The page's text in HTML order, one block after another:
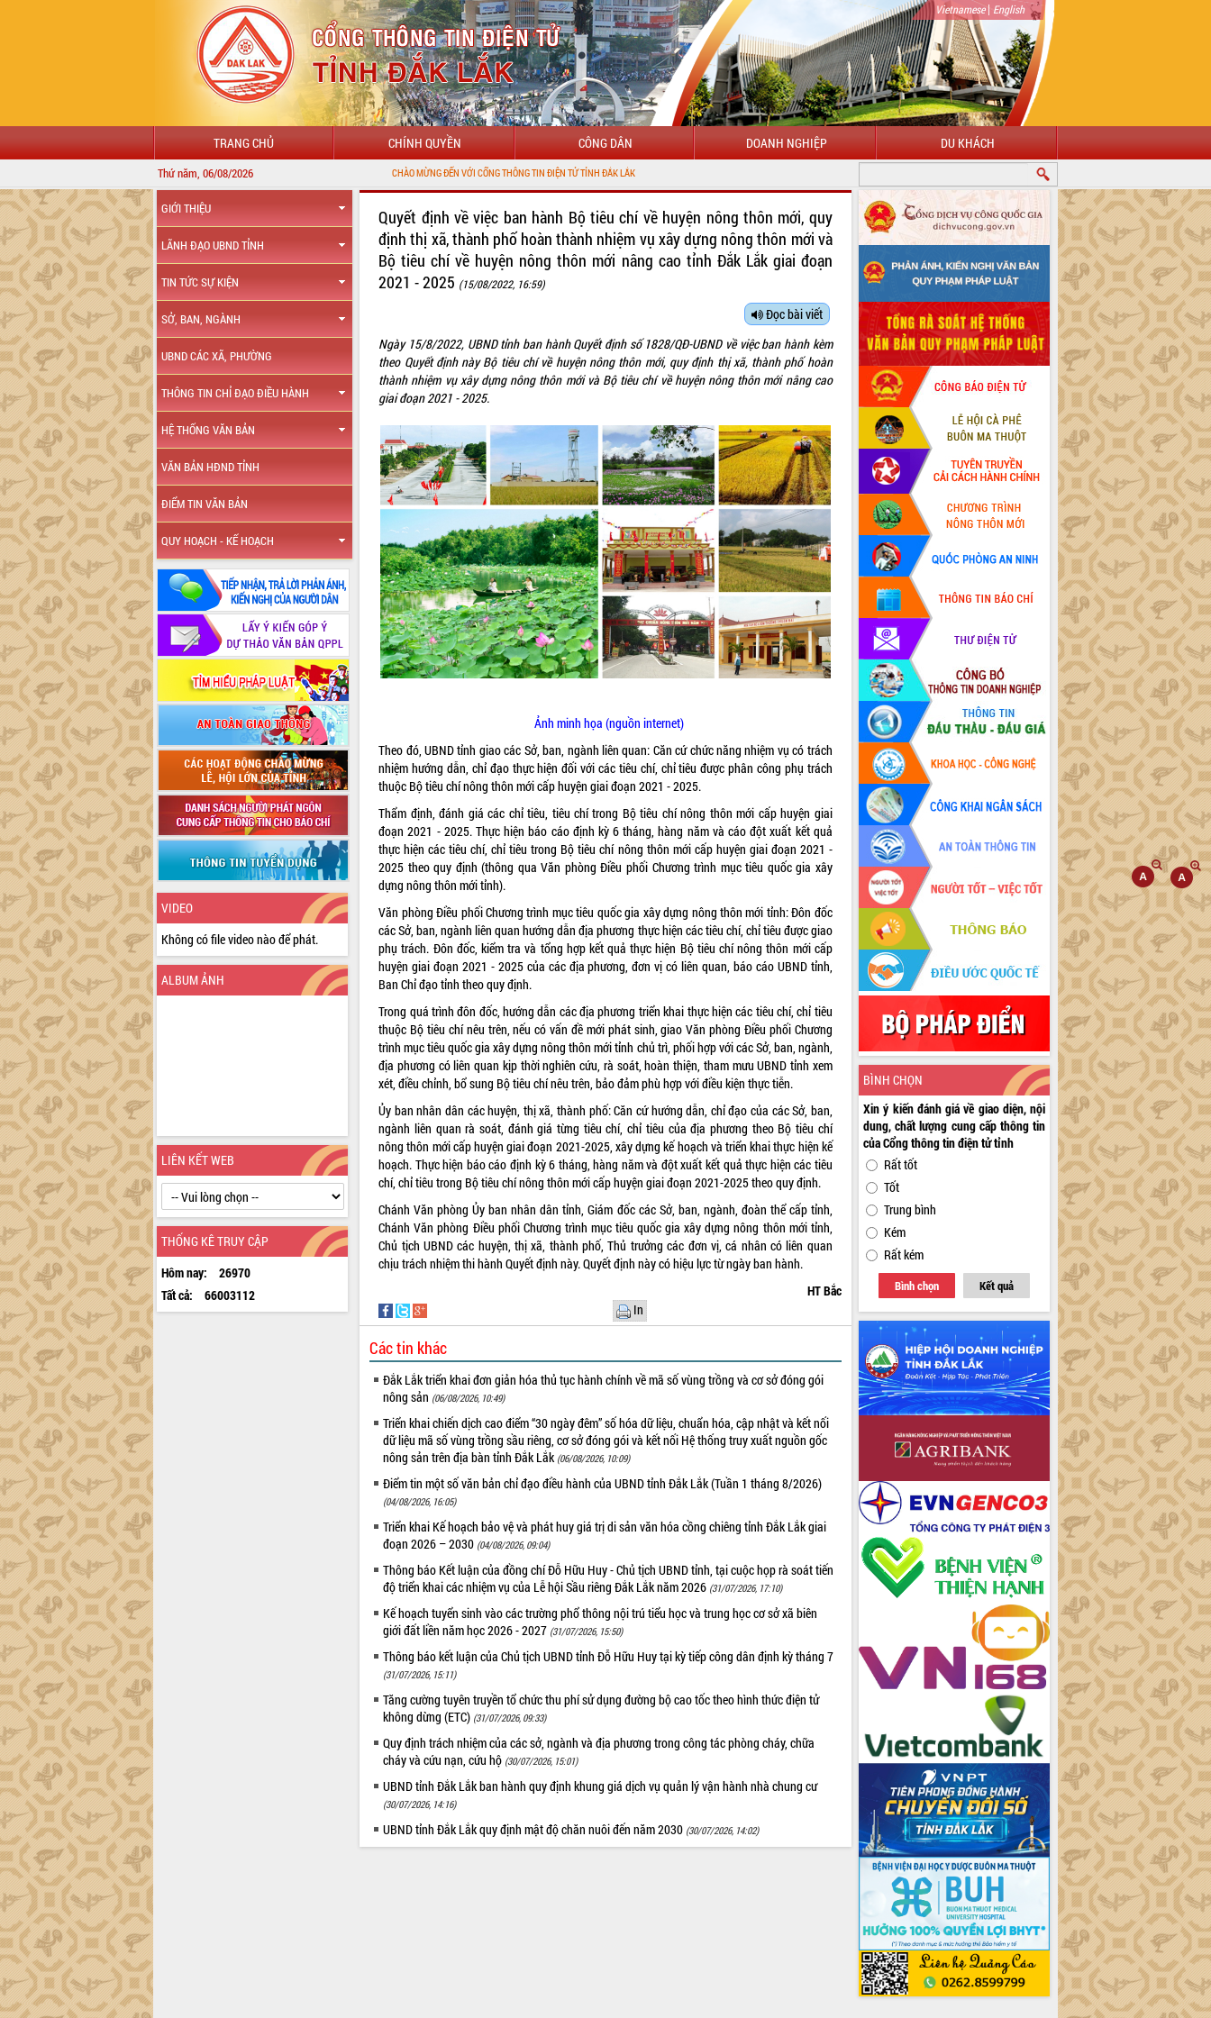
Vietnamese| English
TRANG CHỦ CHÍNH QUYỀN CÔNG DÂN DOANH NGHIỆP DU KHÁCH
Thứ năm, 06/08/2026 CHÀO MỪNG ĐẾN VỚI CỔNG THÔNG TIN ĐIỆN TỬ TỈNH ĐẮK LẮK
GIỚI THIỆU
LÃNH ĐẠO UBND TỈNH
TIN TỨC SỰ KIỆN
SỞ, BAN, NGÀNH
UBND CÁC XÃ, PHƯỜNG
THÔNG TIN CHỈ ĐẠO ĐIỀU HÀNH
HỆ THỐNG VĂN BẢN
VĂN BẢN HĐND TỈNH
ĐIỂM TIN VĂN BẢN
QUY HOẠCH - KẾ HOẠCH
VIDEO
Không có file video nào để phát.
ALBUM ẢNH
LIÊN KẾT WEB
THỐNG KÊ TRUY CẬP
Hôm nay:
26970
Tất cả:
66003112
Quyết định về việc ban hành Bộ tiêu chí về huyện nông thôn mới, quy
định thị xã, thành phố hoàn thành nhiệm vụ xây dựng nông thôn mới và
Bộ tiêu chí về huyện nông thôn mới nâng cao tỉnh Đắk Lắk giai đoạn
2021 - 2025 (15/08/2022, 16:59)
Đọc bài viết
Ngày 15/8/2022, UBND tỉnh ban hành Quyết định số 1828/QĐ-UBND về việc ban hành kèm
theo Quyết định này Bộ tiêu chí về huyện nông thôn mới, quy định thị xã, thành phố hoàn
thành nhiệm vụ xây dựng nông thôn mới và Bộ tiêu chí về huyện nông thôn mới nâng cao
giai đoạn 2021 - 2025.
Ảnh minh họa (nguồn internet)
Theo đó, UBND tỉnh giao các Sở, ban, ngành liên quan: Căn cứ chức năng nhiệm vụ có trách
nhiệm hướng dẫn, chỉ đạo thực hiện đối với các tiêu chí, chỉ tiêu được phân công phụ trách
thuộc Bộ tiêu chí nông thôn mới cấp huyện giai đoạn 2021 - 2025.
Thẩm định, đánh giá các chỉ tiêu, tiêu chí trong Bộ tiêu chí nông thôn mới cấp huyện giai
đoạn 2021 - 2025. Thực hiện báo cáo định kỳ 6 tháng, hàng năm và cáo đột xuất kết quả
thực hiện các tiêu chí, chỉ tiêu trong Bộ tiêu chí nông thôn mới cấp huyện giai đoạn 2021 -
2025 theo quy định (thông qua Văn phòng Điều phối Chương trình mục tiêu quốc gia xây
dựng nông thôn mới tỉnh).
Văn phòng Điều phối Chương trình mục tiêu quốc gia xây dựng nông thôn mới tỉnh: Đôn đốc
các Sở, ban, ngành liên quan hướng dẫn địa phương thực hiện các tiêu chí, chỉ tiêu được giao
phụ trách. Đôn đốc, kiểm tra và tổng hợp kết quả thực hiện Bộ tiêu chí nông thôn mới cấp
huyện giai đoạn 2021 - 2025 của các địa phương, đơn vị có liên quan, báo cáo UBND tỉnh,
Ban Chỉ đạo tỉnh theo quy định.
Trong quá trình đôn đốc, hướng dẫn các địa phương triển khai thực hiện các tiêu chí, chỉ tiêu
thuộc Bộ tiêu chí nêu trên, nếu có vấn đề mới phát sinh, giao Văn phòng Điều phối Chương
trình mục tiêu quốc gia xây dựng nông thôn mới tỉnh chủ trì, phối hợp với các Sở, ban, ngành,
địa phương có liên quan kịp thời nghiên cứu, rà soát, hoàn thiện, tham mưu UBND tỉnh xem
xét, điều chỉnh, bổ sung Bộ tiêu chí nêu trên, bảo đảm phù hợp với điều kiện thực tiễn.
Ủy ban nhân dân các huyện, thị xã, thành phố: Căn cứ hướng dẫn, chỉ đạo của các Sở, ban,
ngành liên quan rà soát, đánh giá từng tiêu chí, chỉ tiêu của địa phương theo Bộ tiêu chí
nông thôn mới cấp huyện giai đoạn 2021-2025, xây dựng kế hoạch và triển khai thực hiện kế
hoạch. Thực hiện báo cáo định kỳ 6 tháng, hàng năm và đột xuất kết quả thực hiện các tiêu
chí, chỉ tiêu trong Bộ tiêu chí nông thôn mới cấp huyện giai đoạn 2021-2025 theo quy định.
Chánh Văn phòng Ủy ban nhân dân tỉnh, Giám đốc các Sở, ban, ngành, đoàn thể cấp tỉnh,
Chánh Văn phòng Điều phối Chương trình mục tiêu quốc gia xây dựng nông thôn mới tỉnh,
Chủ tịch UBND các huyện, thị xã, thành phố, Thủ trưởng các đơn vị, cá nhân có liên quan
chịu trách nhiệm thi hành Quyết định này. Quyết định này có hiệu lực từ ngày ban hành.
HT Bắc
In
Các tin khác
Đắk Lắk triển khai đơn giản hóa thủ tục hành chính về mã số vùng trồng và cơ sở đóng gói
nông sản (06/08/2026, 10:49)
Triển khai chiến dịch cao điểm “30 ngày đêm” số hóa dữ liệu, chuẩn hóa, cập nhật và kết nối
dữ liệu mã số vùng trồng sầu riêng, cơ sở đóng gói và kết nối Hệ thống truy xuất nguồn gốc
nông sản trên địa bàn tỉnh Đắk Lắk (06/08/2026, 10:09)
Điểm tin một số văn bản chỉ đạo điều hành của UBND tỉnh Đắk Lắk (Tuần 1 tháng 8/2026)
(04/08/2026, 16:05)
Triển khai Kế hoạch bảo vệ và phát huy giá trị di sản văn hóa cồng chiêng tỉnh Đắk Lắk giai
đoạn 2026 – 2030 (04/08/2026, 09:04)
Thông báo Kết luận của đồng chí Đỗ Hữu Huy - Chủ tịch UBND tỉnh, tại cuộc họp rà soát tiến
độ triển khai các nhiệm vụ của Lễ hội Sầu riêng Đắk Lắk năm 2026 (31/07/2026, 17:10)
Kế hoạch tuyển sinh vào các trường phổ thông nội trú tiểu học và trung học cơ sở xã biên
giới đất liền năm học 2026 - 2027 (31/07/2026, 15:50)
Thông báo kết luận của Chủ tịch UBND tỉnh Đỗ Hữu Huy tại kỳ tiếp công dân định kỳ tháng 7
(31/07/2026, 15:11)
Tăng cường tuyên truyền tổ chức thu phí sử dụng đường bộ cao tốc theo hình thức điện tử
không dừng (ETC) (31/07/2026, 09:33)
Quy định trách nhiệm của các sở, ngành và địa phương trong công tác phòng cháy, chữa
cháy và cứu nạn, cứu hộ (30/07/2026, 15:01)
UBND tỉnh Đắk Lắk ban hành quy định khung giá dịch vụ quản lý vận hành nhà chung cư
(30/07/2026, 14:16)
UBND tỉnh Đắk Lắk quy định mật độ chăn nuôi đến năm 2030 (30/07/2026, 14:02)
BÌNH CHỌN
Xin ý kiến đánh giá về giao diện, nội
dung, chất lượng cung cấp thông tin
của Cổng thông tin điện tử tỉnh
Rất tốt
Tốt
Trung bình
Kém
Rất kém
Bình chọn Kết quả